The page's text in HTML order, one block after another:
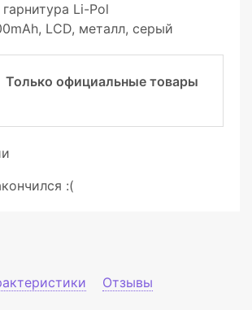
Li-Pol
LCD, металл, серый
Только официальные товары
:(
Отзывы